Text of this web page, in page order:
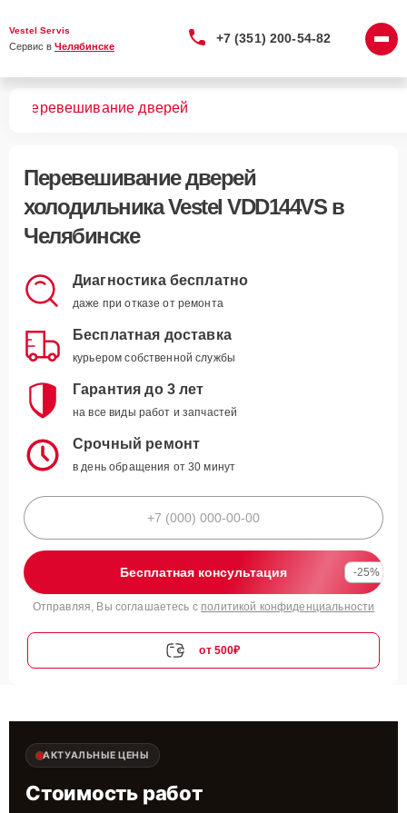
Vestel Servis
Сервис в Челябинске
+7 (351) 200-54-82
Перевешивание дверей
Перевешивание дверей
холодильника Vestel VDD144VS в
Челябинске
Диагностика бесплатно
даже при отказе от ремонта
Бесплатная доставка
курьером собственной службы
Гарантия до 3 лет
на все виды работ и запчастей
Срочный ремонт
в день обращения от 30 минут
Бесплатная консультация -25%
Отправляя, Вы соглашаетесь с политикой конфиденциальности
от 500₽
АКТУАЛЬНЫЕ ЦЕНЫ
Стоимость работ